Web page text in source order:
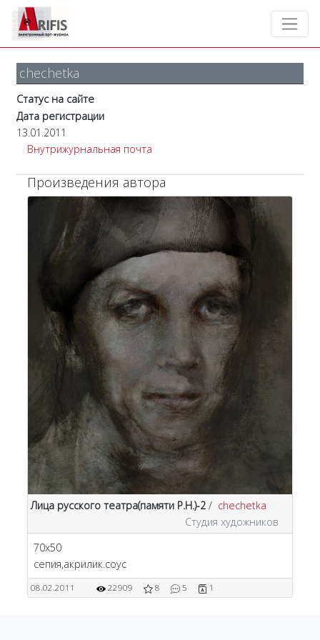
chechetka
Статус на сайте
Дата регистрации
13.01.2011
Внутрижурнальная почта
Произведения автора
Лица русского театра(памяти Р.Н.)-2 / chechetka
Студия художников
70х50
сепия,акрилик.соус
08.02.2011 22909 8 5 1